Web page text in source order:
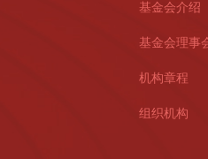
基金会介绍
基金会理事
机构章程
组织机构